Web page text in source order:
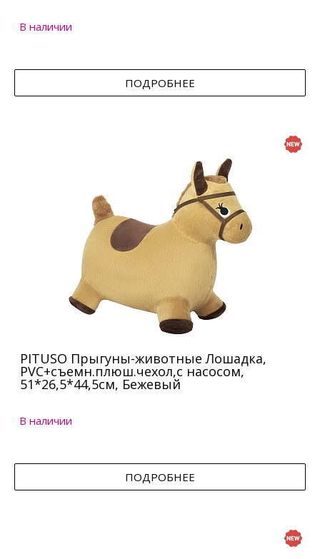
В наличии
ПОДРОБНЕЕ
PITUSO Прыгуны-животные Лошадка,
PVC+съемн.плюш.чехол,с насосом,
51*26,5*44,5см, Бежевый
В наличии
ПОДРОБНЕЕ